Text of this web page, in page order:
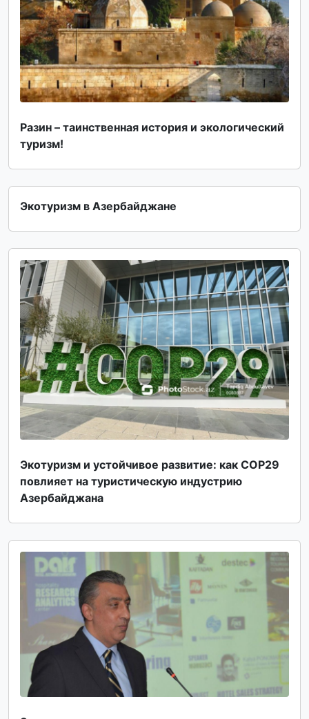
Разин – таинственная история и экологический
туризм!
Экотуризм в Азербайджане
Экотуризм и устойчивое развитие: как COP29
повлияет на туристическую индустрию
Азербайджана